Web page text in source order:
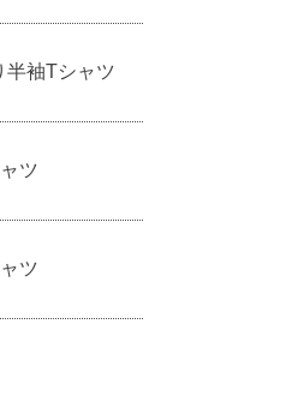
半袖Tシャツ
ツ
ツ